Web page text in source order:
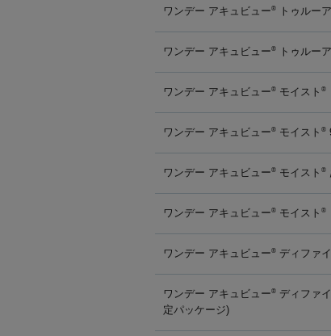
ワンデー アキュビュー® トゥルー
ワンデー アキュビュー® トゥルー
ワンデー アキュビュー® モイスト ®
ワンデー アキュビュー® モイスト ®
ワンデー アキュビュー® モイスト ®
ワンデー アキュビュー® モイスト ®
ワンデー アキュビュー® ディファ
ワンデー アキュビュー® ディファ
定パッケージ)